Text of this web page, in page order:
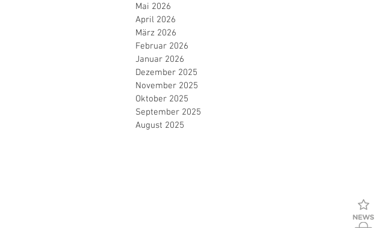
Mai 2026
April 2026
März 2026
Februar 2026
Januar 2026
Dezember 2025
November 2025
Oktober 2025
September 2025
August 2025